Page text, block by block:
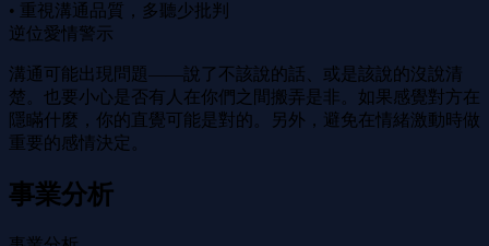
• 重視溝通品質，多聽少批判
逆位愛情警示
溝通可能出現問題——說了不該說的話、或是該說的沒說清
楚。也要小心是否有人在你們之間搬弄是非。如果感覺對方在
隱瞞什麼，你的直覺可能是對的。另外，避免在情緒激動時做
重要的感情決定。
事業分析